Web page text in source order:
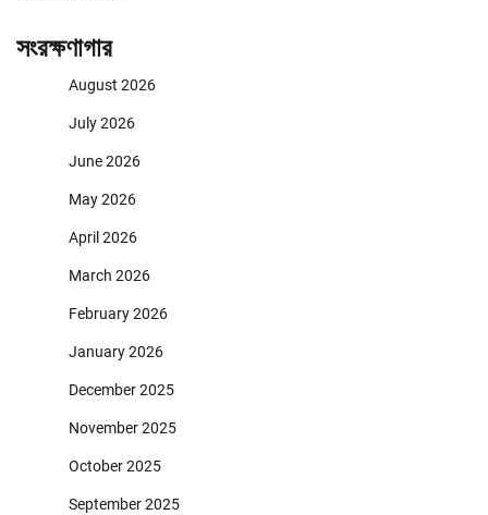
সংরক্ষণাগার
August 2026
July 2026
June 2026
May 2026
April 2026
March 2026
February 2026
January 2026
December 2025
November 2025
October 2025
September 2025